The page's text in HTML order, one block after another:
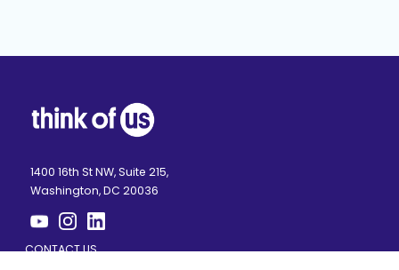
1400 16th St NW, Suite 215,
Washington, DC 20036
CONTACT US